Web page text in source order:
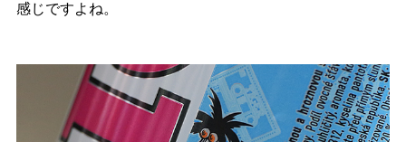
感じですよね。